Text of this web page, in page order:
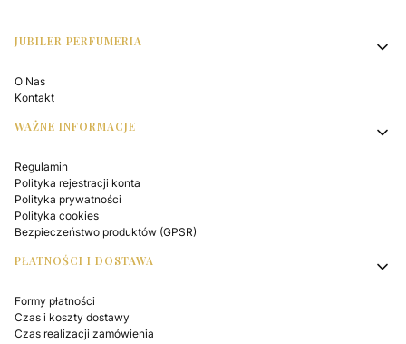
Linki w stopce
JUBILER PERFUMERIA
O Nas
Kontakt
WAŻNE INFORMACJE
Regulamin
Polityka rejestracji konta
Polityka prywatności
Polityka cookies
Bezpieczeństwo produktów (GPSR)
PŁATNOŚCI I DOSTAWA
Formy płatności
Czas i koszty dostawy
Czas realizacji zamówienia